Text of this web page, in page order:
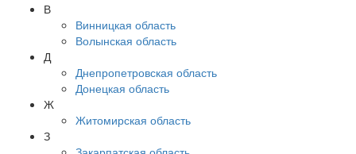
В
Винницкая область
Волынская область
Д
Днепропетровская область
Донецкая область
Ж
Житомирская область
З